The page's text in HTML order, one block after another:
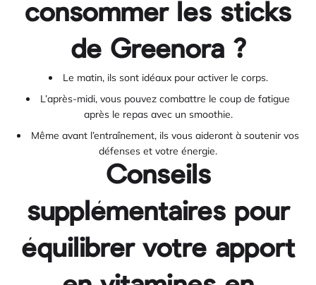
consommer les sticks
de Greenora ?
Le matin, ils sont idéaux pour activer le corps.
L’après-midi, vous pouvez combattre le coup de fatigue
après le repas avec un smoothie.
Même avant l’entraînement, ils vous aideront à soutenir vos
défenses et votre énergie.
Conseils
supplémentaires pour
équilibrer votre apport